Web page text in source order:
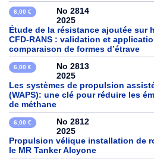
6,00 €
No 2814
2025
Étude de la résistance ajoutée sur
CFD-RANS : validation et
comparaison de formes d’étrave
6,00 €
No 2813
2025
Les systèmes de propulsion
(WAPS): une clé pour réduire les
de méthane
6,00 €
No 2812
2025
Propulsion vélique installation de
le MR Tanker Alcyone